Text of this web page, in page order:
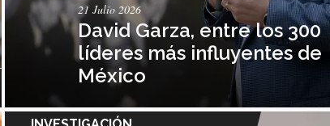
21 Julio 2026
David Garza, entre los 300
líderes más influyentes de
México